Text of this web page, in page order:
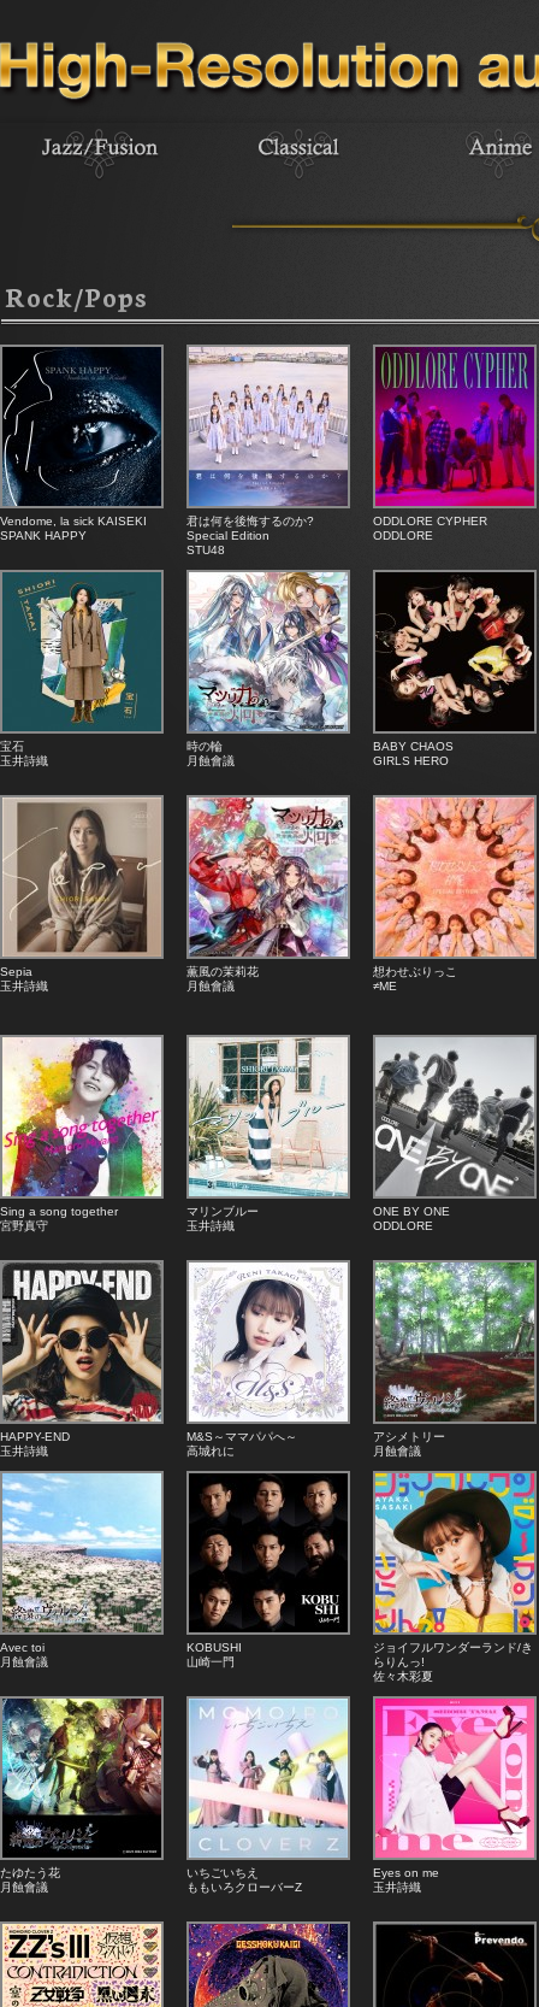
Rock/Pops
Vendome, la sick KAISEKI
SPANK HAPPY
君は何を後悔するのか?
Special Edition
STU48
ODDLORE CYPHER
ODDLORE
宝石
玉井詩織
時の輪
月蝕會議
BABY CHAOS
GIRLS HERO
Sepia
玉井詩織
薫風の茉莉花
月蝕會議
想わせぶりっこ
≠ME
Sing a song together
宮野真守
マリンブルー
玉井詩織
ONE BY ONE
ODDLORE
HAPPY-END
玉井詩織
M&S～ママパパへ～
高城れに
アシメトリー
月蝕會議
Avec toi
月蝕會議
KOBUSHI
山崎一門
ジョイフルワンダーランド/き
らりんっ!
佐々木彩夏
たゆたう花
月蝕會議
いちごいちえ
ももいろクローバーZ
Eyes on me
玉井詩織